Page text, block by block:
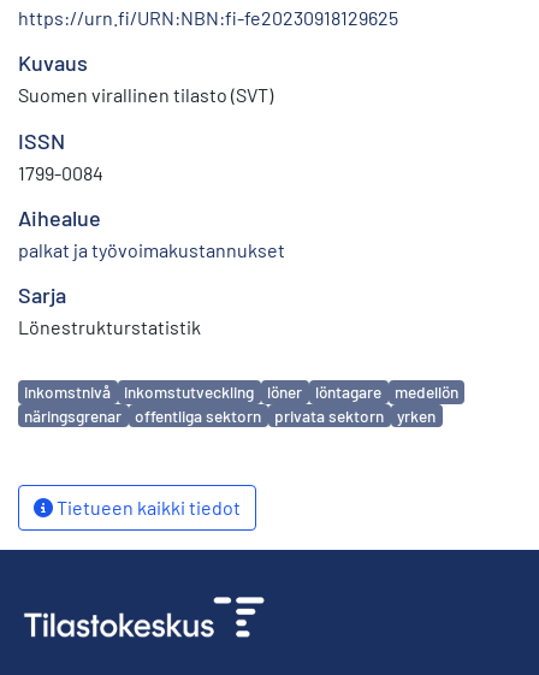
https://urn.fi/URN:NBN:fi-fe20230918129625
Kuvaus
Suomen virallinen tilasto (SVT)
ISSN
1799-0084
Aihealue
palkat ja työvoimakustannukset
Sarja
Lönestrukturstatistik
Avainsanat
inkomstnivå inkomstutveckling löner löntagare
medellön
näringsgrenar
offentliga sektorn privata sektorn yrken
Tietueen kaikki tiedot